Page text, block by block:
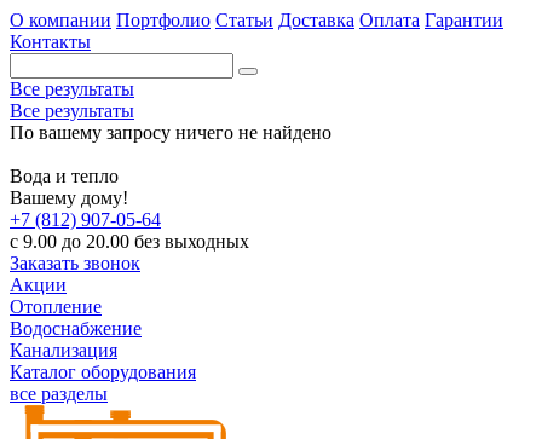
О компании Портфолио Статьи Доставка Оплата Гарантии
Контакты
Все результаты
Все результаты
По вашему запросу ничего не найдено
Вода и тепло
Вашему дому!
+7 (812) 907-05-64
с 9.00 до 20.00 без выходных
Заказать звонок
Акции
Отопление
Водоснабжение
Канализация
Каталог оборудования
все разделы